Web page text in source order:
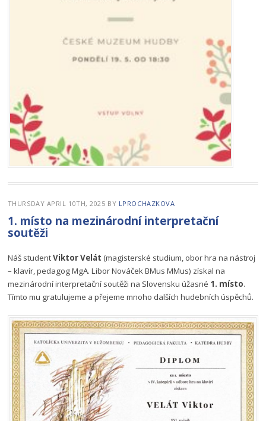
THURSDAY APRIL 10TH, 2025 BY LPROCHAZKOVA
1. místo na mezinárodní interpretační
soutěži
Náš studentViktor Velát (magisterské studium, obor hra na nástroj
– klavír, pedagog MgA. Libor Nováček BMus MMus) získal na
mezinárodní interpretační soutěži na Slovensku úžasné 1. místo.
Tímto mu gratulujeme a přejeme mnoho dalších hudebních úspěchů.